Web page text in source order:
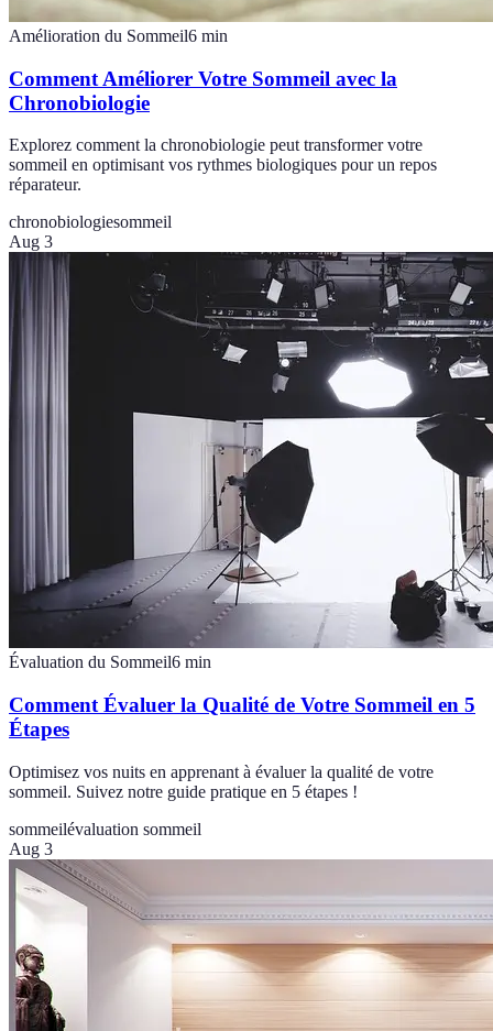
Amélioration du Sommeil6 min
Comment Améliorer Votre Sommeil avec la
Chronobiologie
Explorez comment la chronobiologie peut transformer votre
sommeil en optimisant vos rythmes biologiques pour un repos
réparateur.
chronobiologiesommeil
Aug 3
Évaluation du Sommeil6 min
Comment Évaluer la Qualité de Votre Sommeil en 5
Étapes
Optimisez vos nuits en apprenant à évaluer la qualité de votre
sommeil. Suivez notre guide pratique en 5 étapes !
sommeilévaluation sommeil
Aug 3